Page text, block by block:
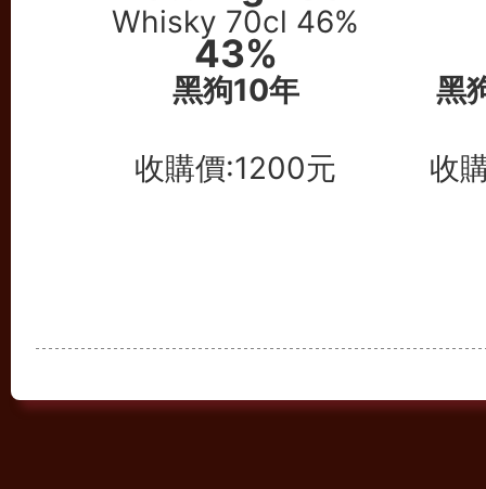
黑狗10年 黑
收購價:1200元 收